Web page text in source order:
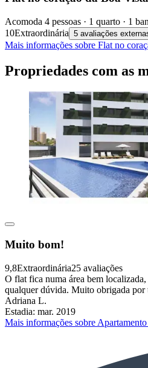
Acomoda 4 pessoas · 1 quarto · 1
10Extraordinária 5 avaliações
Mais informações sobre Flat no
Propriedades com as
Muito bom!
9,8Extraordinária25 avaliações
O flat fica numa área bem
qualquer dúvida. Muito obrigada por
Adriana L.
Estadia: mar. 2019
Mais informações sobre